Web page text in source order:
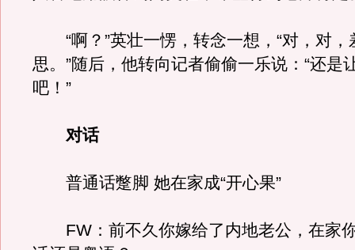
“啊？”英壮一愣，转念一想，“对，对，
思。”随后，他转向记者偷偷一乐说：“还是
吧！”
对话
普通话蹩脚 她在家成“开心果”
FW：前不久你嫁给了内地老公，在家